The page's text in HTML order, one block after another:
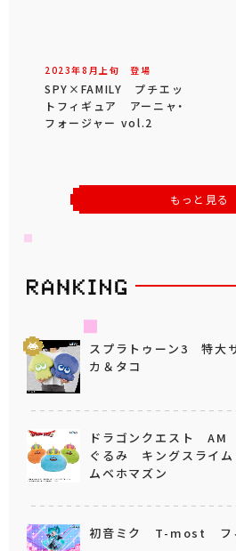
2023年8 月 上旬 登場
SPY×FAMILY プチエッ
トフィギュア アーニャ・
フォージャー vol.2
もっと見る
スプラトゥーン3 特大
カ＆タコ
ドラゴンクエスト AM
ぐるみ キングスライム
ムベホマズン
初音ミク T-most フ